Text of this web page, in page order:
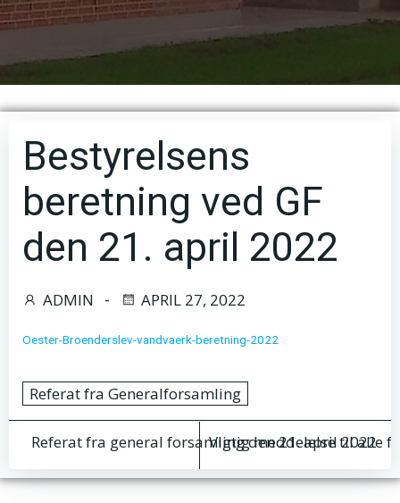
Bestyrelsens
beretning ved GF
den 21. april 2022
ADMIN - APRIL 27, 2022
Oester-Broenderslev-vandvaerk-beretning-2022
Referat fra Generalforsamling
Indlægsnavigation
Referat fra general forsamling den 21. april 2022
Vigtig meddelelse til alle